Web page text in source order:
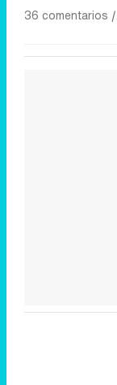
36 comentarios |